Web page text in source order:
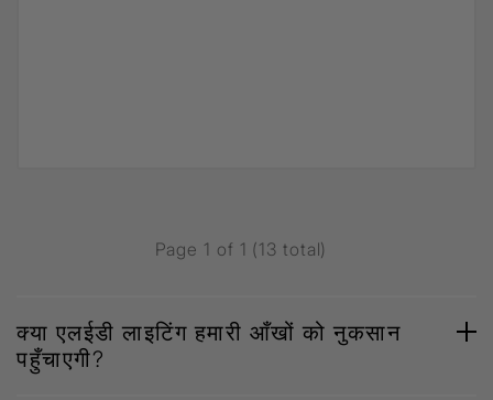
Page 1 of 1 (13 total)
क्या एलईडी लाइटिंग हमारी आँखों को नुकसान
पहुँचाएगी?